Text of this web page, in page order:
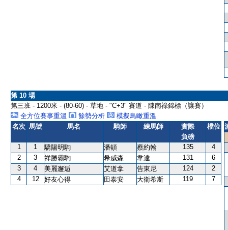
第 10 場
第三班 - 1200米 - (80-60) - 草地 - "C+3" 賽道 - 陳南祿錦標（讓賽）
全方位賽事重溫
餘勢分析
模擬鳥瞰重溫
名次 馬號 馬名 騎師 練馬師
實際
負磅
檔位
1 1 驕陽明駒 潘頓 蔡約翰 135
4
2
3 祥勝霸駒 希威森 韋達 131
6
3
4 美麗邂逅 艾道拿 告東尼 124
2
4
12 好友心得 田泰安 大衛希斯 119 7